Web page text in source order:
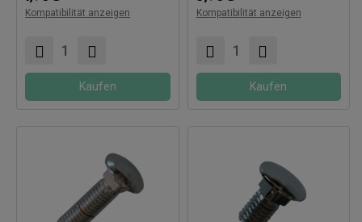
Kompatibilität anzeigen
Kaufen
Kompatibilität anzeigen
Kaufen